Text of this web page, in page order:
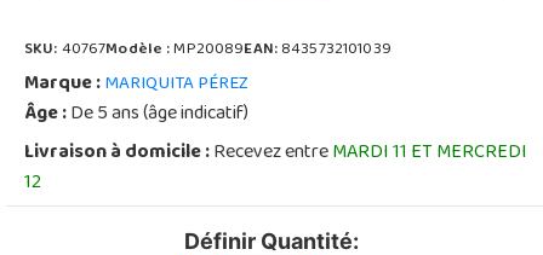
SKU:40767Modèle :MP20089EAN:8435732101039
Marque :MARIQUITA PÉREZ
Âge :De 5 ans (âge indicatif)
Livraison à domicile :Recevez entreMARDI 11 ET MERCREDI
12
Définir Quantité: